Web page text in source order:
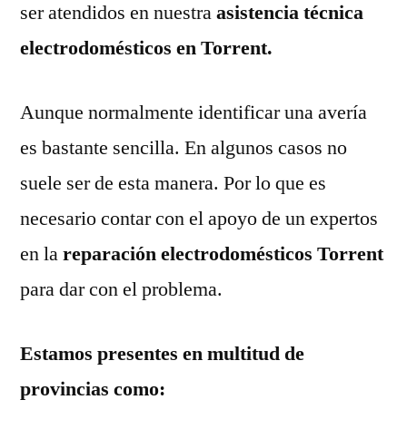
ser atendidos en nuestraasistencia técnica
electrodomésticos en Torrent.
Aunque normalmente identificar una avería
es bastante sencilla. En algunos casos no
suele ser de esta manera. Por lo que es
necesario contar con el apoyo de un expertos
en lareparación electrodomésticos Torrent
para dar con el problema.
Estamos presentes en multitud de
provincias como: